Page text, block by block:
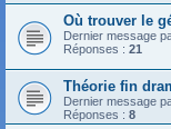
Où trouver le
Dernier message
Réponses : 21
Théorie fin
Dernier message
Réponses : 8